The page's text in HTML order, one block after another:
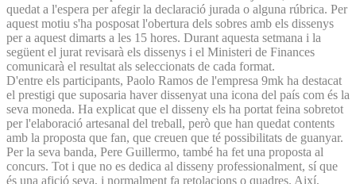
quedat a l'espera per afegir la declaració jurada o alguna rúbrica. Per
aquest motiu s'ha posposat l'obertura dels sobres amb els dissenys
per a aquest dimarts a les 15 hores. Durant aquesta setmana i la
següent el jurat revisarà els dissenys i el Ministeri de Finances
comunicarà el resultat als seleccionats de cada format.
D'entre els participants, Paolo Ramos de l'empresa 9mk ha destacat
el prestigi que suposaria haver dissenyat una icona del país com és la
seva moneda. Ha explicat que el disseny els ha portat feina sobretot
per l'elaboració artesanal del treball, però que han quedat contents
amb la proposta que fan, que creuen que té possibilitats de guanyar.
Per la seva banda, Pere Guillermo, també ha fet una proposta al
concurs. Tot i que no es dedica al disseny professionalment, sí que
és una afició seva, i normalment fa retolacions o quadres. Així,